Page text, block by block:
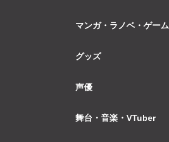
マンガ・ラノベ・ゲーム
グッズ
声優
舞台・音楽・VTuber